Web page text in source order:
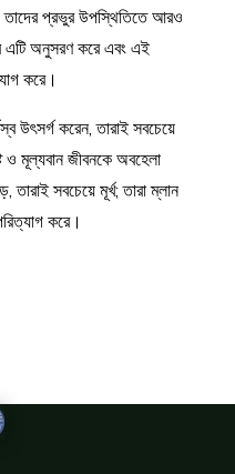
তাদের প্রভুর উপস্থিতিতে আরও
এটি অনুসরণ করে এবং এই
করে।
উৎসর্গ করেন, তারাই সবচেয়ে
ও মূল্যবান জীবনকে অবহেলা
সবচেয়ে মূর্খ; তারা ম্লান
করে।